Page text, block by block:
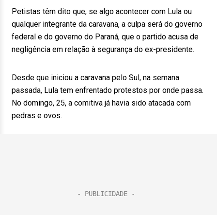
Petistas têm dito que, se algo acontecer com Lula ou
qualquer integrante da caravana, a culpa será do governo
federal e do governo do Paraná, que o partido acusa de
negligência em relação à segurança do ex-presidente.
Desde que iniciou a caravana pelo Sul, na semana
passada, Lula tem enfrentado protestos por onde passa.
No domingo, 25, a comitiva já havia sido atacada com
pedras e ovos.